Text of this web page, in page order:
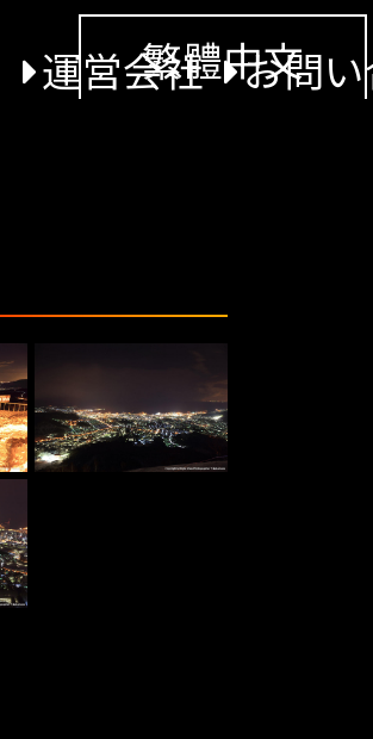
運営会社 お問
繁體中文